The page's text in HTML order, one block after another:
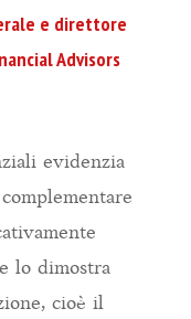
e direttore
Advisors
evidenzia
lo dimostra
cioè il